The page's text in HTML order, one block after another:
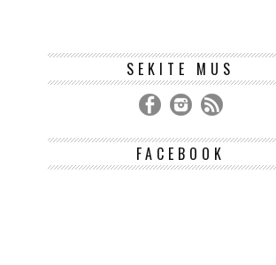
SEKITE MUS
FACEBOOK